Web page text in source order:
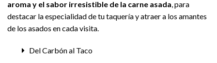
aroma y el sabor irresistible de la carne asada, para
destacar la especialidad de tu taquería y atraer a los amantes
de los asados en cada visita.
Del Carbón al Taco